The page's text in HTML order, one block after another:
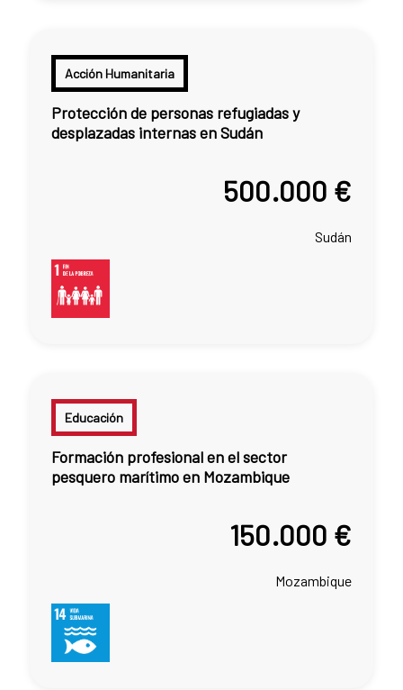
Acción Humanitaria
Protección de personas refugiadas y
desplazadas internas en Sudán
500.000 €
Sudán
Educación
Formación profesional en el sector
pesquero marítimo en Mozambique
150.000 €
Mozambique